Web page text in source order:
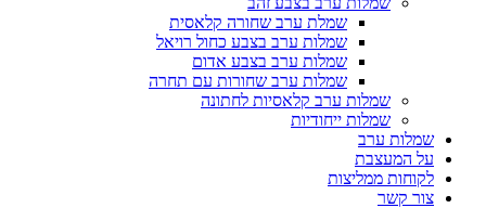
שמלת ערב שחורה קלאסית
שמלות ערב בצבע כחול רויאל
שמלות ערב בצבע אדום
שמלות ערב שחורות עם תחרה
שמלות ערב קלאסיות לחתונה
שמלות ייחודיות
שמלות ערב
על המעצבת
לקוחות ממליצות
צור קשר